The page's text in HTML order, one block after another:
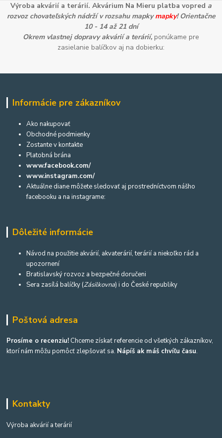
Výroba akvárií a terárií. Akvárium Na Mieru platba vopred a
rozvoz chovateľských nádrží v rozsahu mapkymapky! Orientačne
10 - 14 až 21 dní
Okrem vlastnej dopravy akvárií a terárií, ponúkame pre
zasielanie balíčkov aj na dobierku:
Informácie pre zákazníkov
Ako nakupovať
Obchodné podmienky
Zostante v kontakte
Platobná brána
www.facebook.com/
www.instagram.com/
Aktuálne diane môžete sledovať aj prostredníctvom nášho
facebooku a na instagrame:
Dôležité informácie
Návod na použitie akvárií, akvaterárií, terárií a niekoľko rád a
upozornení
Bratislavský rozvoz a bezpečné doručeni
Sera zasílá balíčky (Zásilkovna) i do České republiky
Poštová adresa
Prosíme o recenziu! Chceme získať referencie od všetkých zákazníkov,
ktorí nám môžu pomôcť zlepšovať sa. Nápíš ak máš chvíľu času.
Kontakty
Výroba akvárií a terárií